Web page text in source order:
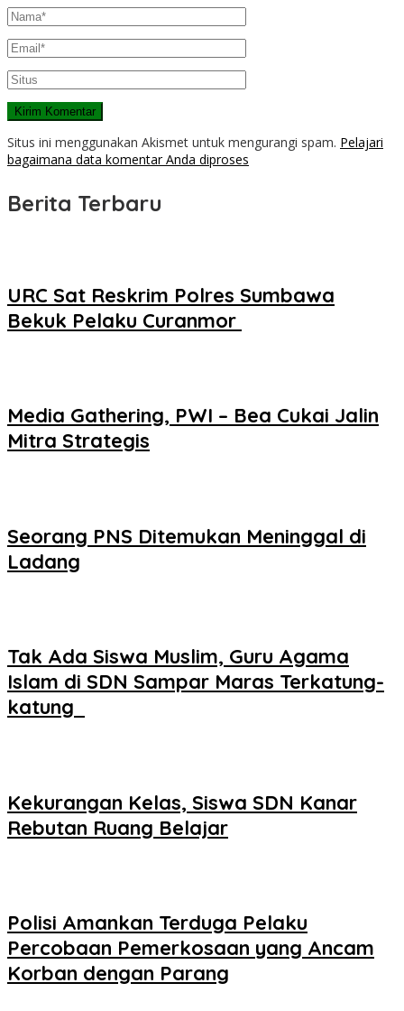
Situs ini menggunakan Akismet untuk mengurangi spam. Pelajari
bagaimana data komentar Anda diproses
Berita Terbaru
URC Sat Reskrim Polres Sumbawa
Bekuk Pelaku Curanmor ‎
Media Gathering, PWI – Bea Cukai Jalin
Mitra Strategis
Seorang PNS Ditemukan Meninggal di
Ladang
Tak Ada Siswa Muslim, Guru Agama
Islam di SDN Sampar Maras Terkatung-
katung ‎
Kekurangan Kelas, Siswa SDN Kanar
Rebutan Ruang Belajar
Polisi Amankan Terduga Pelaku
Percobaan Pemerkosaan yang Ancam
Korban dengan Parang